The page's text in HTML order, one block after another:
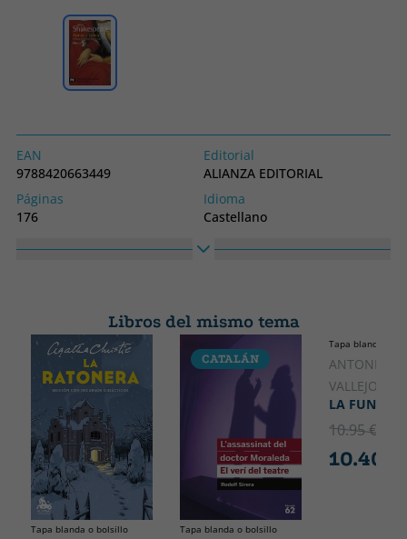
EAN
9788420663449
Editorial
ALIANZA EDITORIAL
Páginas
176
Idioma
Castellano
Colección
Libros del mismo tema
Tapa blanda o bolsillo
CATALÁN
Tapa blanda o bolsillo
Tapa blanda o
ANTONIO
VALLEJO
LA
10.95 €
10.40 €